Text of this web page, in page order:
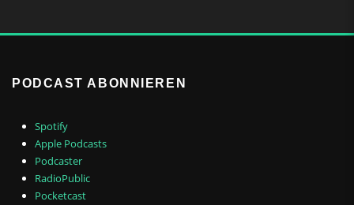
PODCAST ABONNIEREN
Spotify
Apple Podcasts
Podcaster
RadioPublic
Pocketcast